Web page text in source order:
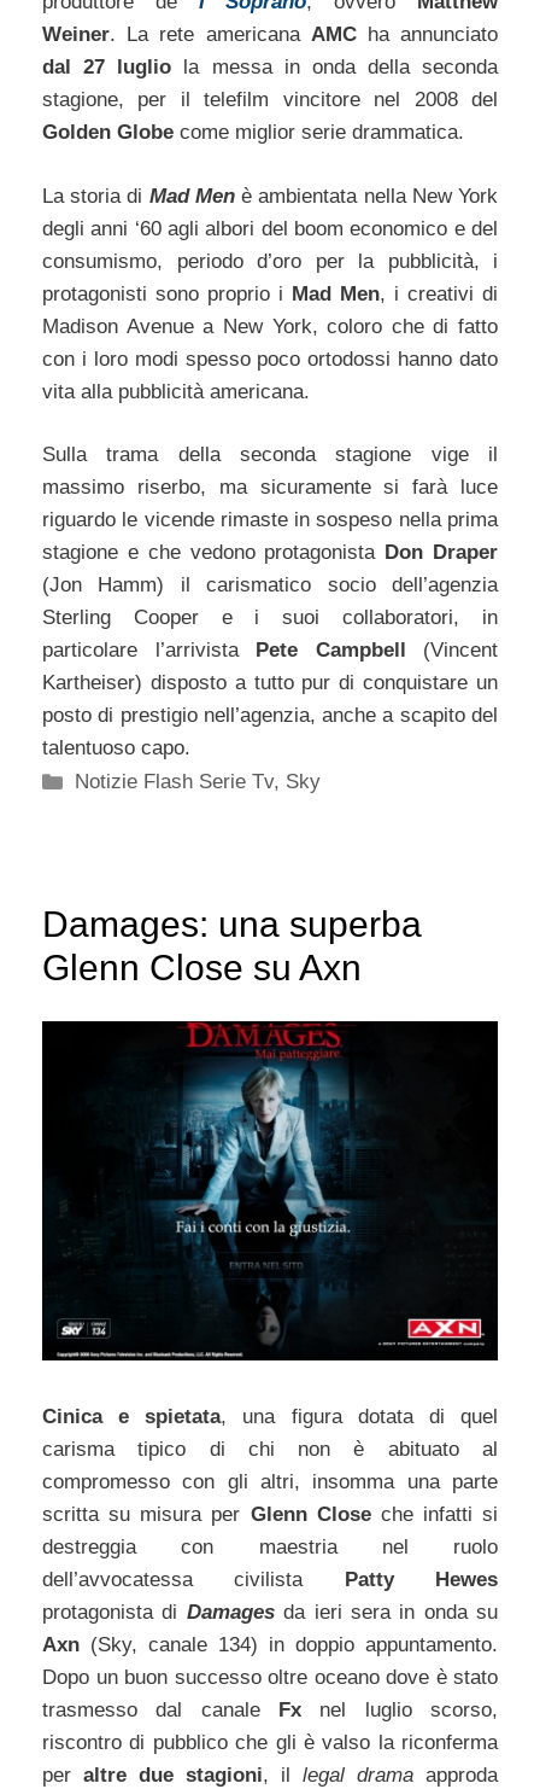
Weiner. La rete americana AMCha annunciato
dal 27 luglio la messa in onda della seconda
stagione, per il telefilm vincitore nel 2008 del
Golden Globe come miglior serie drammatica.
La storia di Mad Menè ambientata nella New York
degli anni ‘60 agli albori del boom economico e del
consumismo, periodo d’oro per la pubblicità, i
protagonisti sono proprio i Mad Men, i creativi di
Madison Avenue a New York, coloro che di fatto
con i loro modi spesso poco ortodossi hanno dato
vita alla pubblicità americana.
Sulla trama della seconda stagione vige il
massimo riserbo, ma sicuramente si farà luce
riguardo le vicende rimaste in sospeso nella prima
stagione e che vedono protagonista Don Draper
(Jon Hamm) il carismatico socio dell’agenzia
Sterling Cooper e i suoi collaboratori, in
particolare l’arrivista
Pete Campbell
(Vincent
Kartheiser) disposto a tutto pur di conquistare un
posto di prestigio nell’agenzia, anche a scapito del
talentuoso capo.
Categorie
Notizie Flash Serie Tv, Sky
Damages: una superba
Glenn Close su Axn
Cinica e spietata, una figura dotata di quel
carisma tipico di chi non è abituato al
compromesso con gli altri, insomma una parte
scritta su misura per Glenn Closeche infatti si
destreggia con maestria nel ruolo
dell’avvocatessa civilista Patty Hewes
protagonista di Damagesda ieri sera in onda su
Axn (Sky, canale 134) in doppio appuntamento.
Dopo un buon successo oltre oceano dove è stato
trasmesso dal canale Fx nel luglio scorso,
riscontro di pubblico che gli è valso la riconferma
per altre due stagioni, il legal drama approda